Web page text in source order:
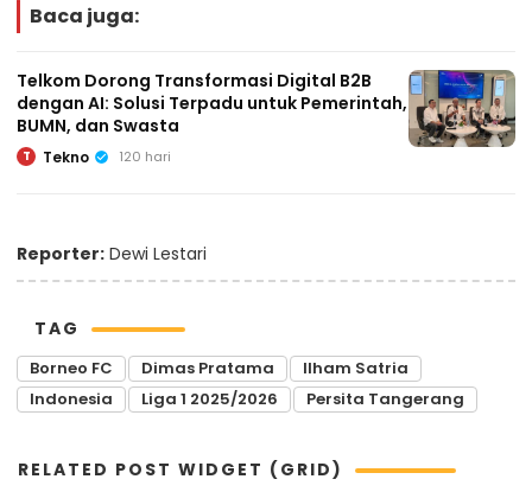
Baca juga:
Telkom Dorong Transformasi Digital B2B
dengan AI: Solusi Terpadu untuk Pemerintah,
BUMN, dan Swasta
T Tekno 120 hari
Reporter: Dewi Lestari
TAG
Borneo FC Dimas Pratama
Ilham Satria
Indonesia
Liga 1 2025/2026 Persita Tangerang
RELATED POST WIDGET (GRID)